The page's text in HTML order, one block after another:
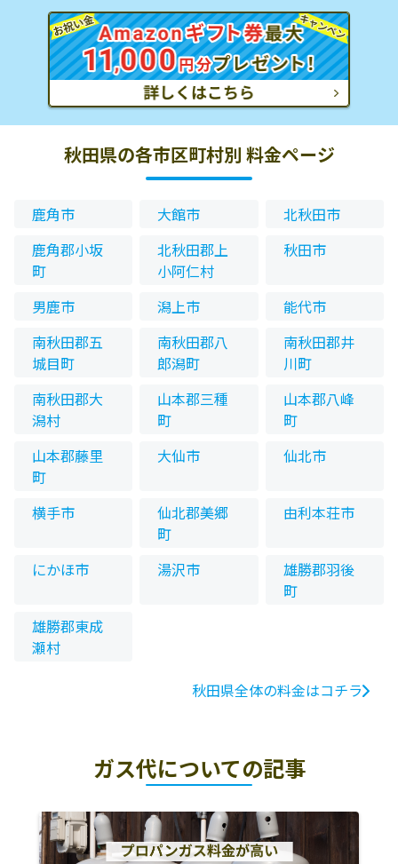
秋田県の各市区町村別 料金ページ
鹿角市 大館市
北秋田市
鹿角郡小坂
町
北秋田郡上
小阿仁村
秋田市
男鹿市 潟上市
能代市
南秋田郡五
城目町
南秋田郡八
郎潟町
南秋田郡井
川町
南秋田郡大
潟村
山本郡三種
町
山本郡八峰
町
山本郡藤里
町
大仙市 仙北市
横手市
仙北郡美郷
町
由利本荘市
にかほ市 湯沢市
雄勝郡羽後
町
雄勝郡東成
瀬村
秋田県全体の料金はコチラ
ガス代についての記事